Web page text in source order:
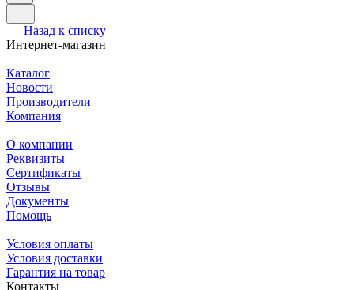
Назад к списку
Интернет-магазин
Каталог
Новости
Производители
Компания
О компании
Реквизиты
Сертификаты
Отзывы
Документы
Помощь
Условия оплаты
Условия доставки
Гарантия на товар
Контакты